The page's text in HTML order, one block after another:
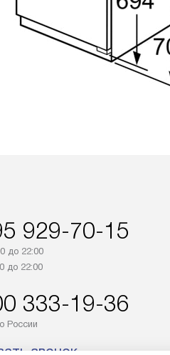
929-70-15
до 22:00
до 22:00
333-19-36
России
звонок